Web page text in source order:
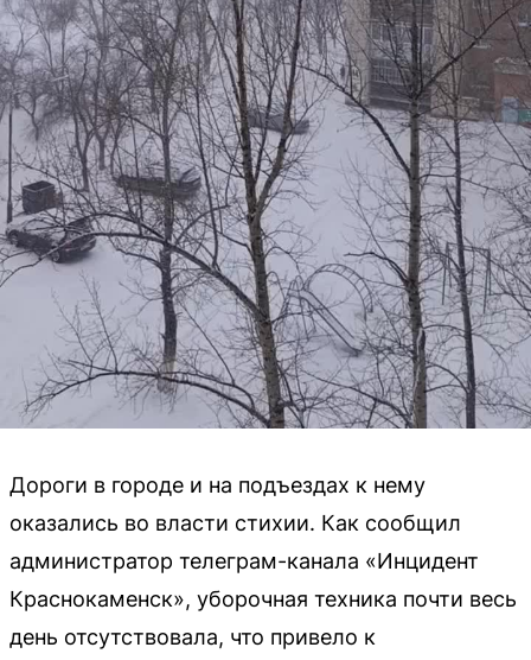
Дороги в городе и на подъездах к нему
оказались во власти стихии. Как сообщил
администратор телеграм-канала «Инцидент
Краснокаменск», уборочная техника почти весь
день отсутствовала, что привело к